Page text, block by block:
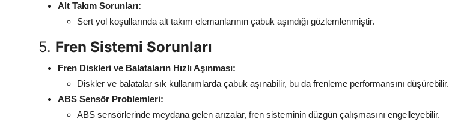
Alt Takım Sorunları:
Sert yol koşullarında alt takım elemanlarının çabuk aşındığı gözlemlenmiştir.
5. Fren Sistemi Sorunları
Fren Diskleri ve Balataların Hızlı Aşınması:
Diskler ve balatalar sık kullanımlarda çabuk aşınabilir, bu da frenleme performansını düşürebilir.
ABS Sensör Problemleri:
ABS sensörlerinde meydana gelen arızalar, fren sisteminin düzgün çalışmasını engelleyebilir.